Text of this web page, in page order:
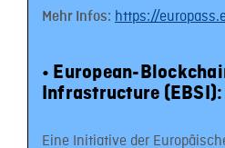
Mehr Infos: https://
• European-
Infrastructure (EBSI):
Eine Initiative der